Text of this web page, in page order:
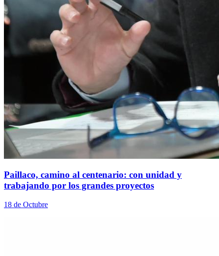
Paillaco, camino al centenario: con unidad y
trabajando por los grandes proyectos
18 de Octubre